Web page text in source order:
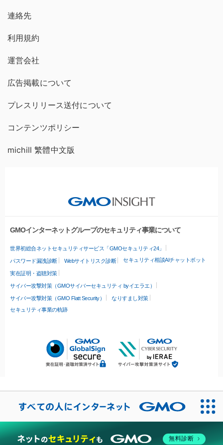
連絡先
利用規約
運営会社
広告掲載について
プレスリリース送付について
コンテンツポリシー
michill 繁體中文版
GMOインターネットグループのセキュリティ事業について
世界初総合ネットセキュリティサービス「GMOセキュリティ24」
パスワード漏洩診断 Webサイトリスク診断 セキュリティ相談AIチャットボット
実在証明・盗聴対策
サイバー攻撃対策（GMOサイバーセキュリティ byイエラエ）
サイバー攻撃対策（GMO Flatt Security）
なりすまし対策
セキュリティ事業の軌跡
無料診断